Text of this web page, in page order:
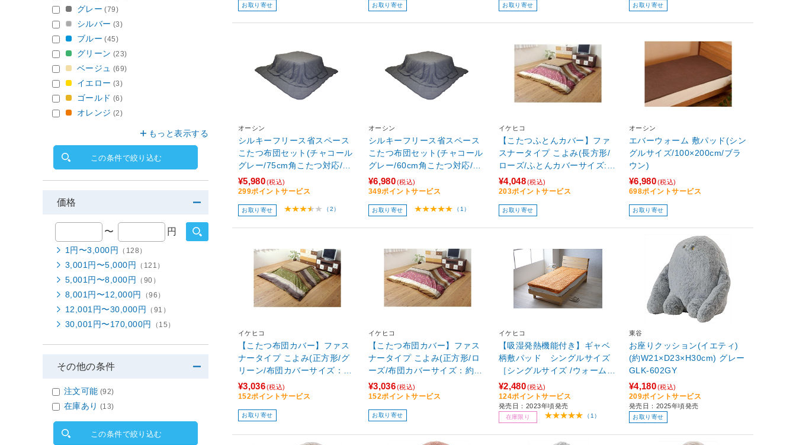
お取り寄せ お取り寄せ お取り寄せ お取り寄せ
オーシン
シルキーフリース省スペース
こたつ布団セット(チャコール
グレー/75cm角こたつ対応/敷
布団サイズ：150cm角)
¥5,980(税込)
299ポイントサービス
お取り寄せ （2）
オーシン
シルキーフリース省スペース
こたつ布団セット(チャコール
グレー/60cm角こたつ対応/敷
布団サイズ：150cm角)
¥6,980(税込)
349ポイントサービス
お取り寄せ （1）
イケヒコ
【こたつふとんカバー】ファ
スナータイプ こよみ(長方形/
ローズ/ふとんカバーサイズ:21
5×295cm) 5097389 ローズ
［対応天板サイズ：約90×135
cm /長方形］
¥4,048(税込)
203ポイントサービス
お取り寄せ
オーシン
エバーウォーム 敷パッド(シン
グルサイズ/100×200cm/ブラ
ウン)
¥6,980(税込)
698ポイントサービス
お取り寄せ
イケヒコ
【こたつ布団カバー】ファス
ナータイプ こよみ(正方形/グ
リーン/布団カバーサイズ：約
215×215cm)
¥3,036(税込)
152ポイントサービス
お取り寄せ
イケヒコ
【こたつ布団カバー】ファス
ナータイプ こよみ(正方形/ロ
ーズ/布団カバーサイズ：約21
5×215cm)
¥3,036(税込)
152ポイントサービス
お取り寄せ
イケヒコ
【吸湿発熱機能付き】ギャベ
柄敷パッド シングルサイズ
［シングルサイズ /ウォーム敷
パッド］
¥2,480(税込)
124ポイントサービス
発売日：2023年頃発売
在庫限り （1）
東谷
お座りクッション(イエティ)
(約W21×D23×H30cm) グレー
GLK-602GY
¥4,180(税込)
209ポイントサービス
発売日：2025年頃発売
お取り寄せ
グレー (79)
シルバー (3)
ブルー (45)
グリーン (23)
ベージュ (69)
イエロー (3)
ゴールド (6)
オレンジ (2)
もっと表示する
この条件で絞り込む
価格
〜 円
1円〜3,000円 （128）
3,001円〜5,000円 （121）
5,001円〜8,000円 （90）
8,001円〜12,000円 （96）
12,001円〜30,000円 （91）
30,001円〜170,000円 （15）
その他の条件
注文可能 (92)
在庫あり (13)
この条件で絞り込む